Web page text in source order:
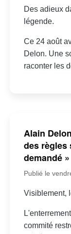
Des adieux
légende.
Ce 24 août
Delon. Une
raconter les
Alain
des règles
demandé »
Publié le
Visiblement,
commité